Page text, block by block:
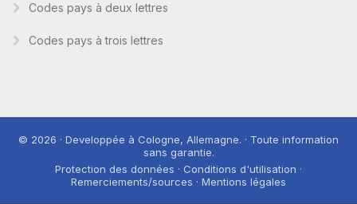
Codes pays à deux lettres
Codes pays à trois lettres
© 2026 · Developpée à Cologne, Allemagne. · Toute information
sans garantie.
Protection des données · Conditions d'utilisation ·
Remerciements/sources · Mentions légales